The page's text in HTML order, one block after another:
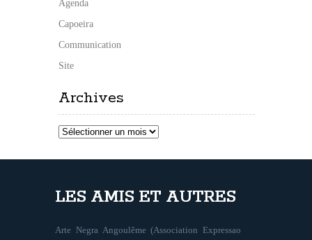
Agenda
Capoeira
Communication
Site
Archives
Archives
LES AMIS ET AUTRES
Arte Negra Angoulême (Association Expressao